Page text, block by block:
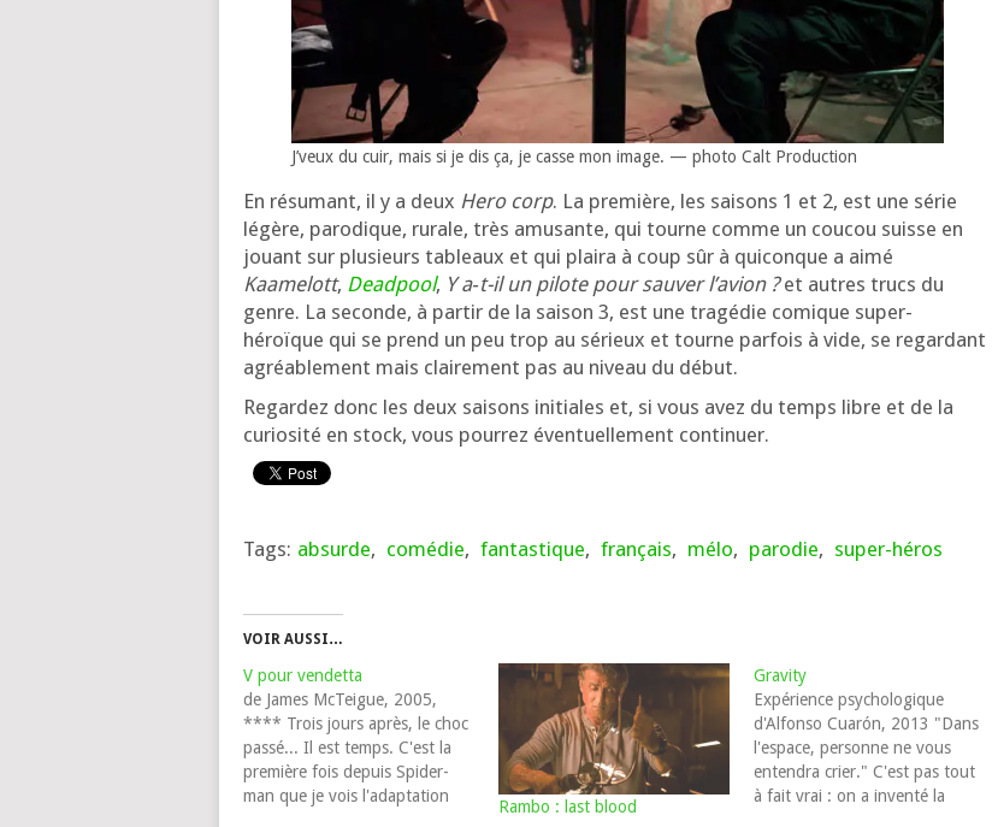
J’veux du cuir, mais si je dis ça, je casse mon image. — pho­to Calt Production
En résu­mant, il y a deux Hero corp. La pre­mière, les sai­sons 1 et 2, est une série
légère, paro­dique, rurale, très amu­sante, qui tourne comme un cou­cou suisse en
jouant sur plu­sieurs tableaux et qui plai­ra à coup sûr à qui­conque a aimé
Kaamelott, Deadpool, Y a‑t-il un pilote pour sau­ver l’a­vion ?et autres trucs du
genre. La seconde, à par­tir de la sai­son 3, est une tra­gé­die comique super-
héroïque qui se prend un peu trop au sérieux et tourne par­fois à vide, se regar­dant
agréa­ble­ment mais clai­re­ment pas au niveau du début.
Regardez donc les deux sai­sons ini­tiales et, si vous avez du temps libre et de la
curio­si­té en stock, vous pour­rez éven­tuel­le­ment continuer.
Tags: absurde, comédie, fantastique, français, mélo, parodie, super-héros
VOIR AUSSI…
V pour vendetta
de James McTeigue, 2005,
**** Trois jours après, le choc
passé... Il est temps. C'est la
première fois depuis Spider-
man que je vois l'adaptation
Rambo : last blood
Gravity
Expérience psychologique
d'Alfonso Cuarón, 2013 "Dans
l'espace, personne ne vous
entendra crier." C'est pas tout
à fait vrai : on a inventé la